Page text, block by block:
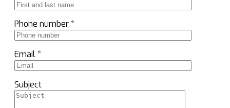
Phone number *
Email *
Subject